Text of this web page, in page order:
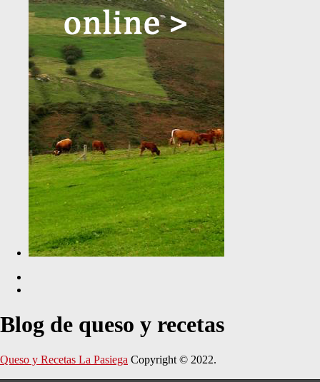
Blog de queso y recetas
Queso y Recetas La Pasiega Copyright © 2022.